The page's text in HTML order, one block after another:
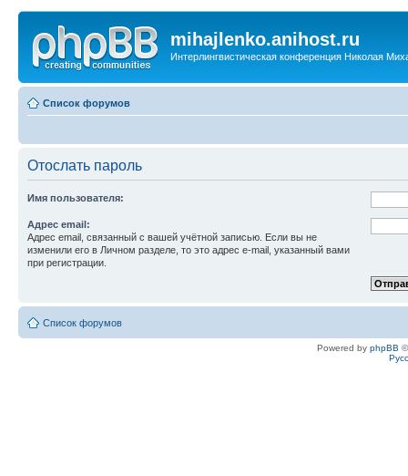
mihajlenko.anihost.ru
Интерлингвистическая конференция Николая
Список форумов
Отослать пароль
Имя пользователя:
Адрес email:
Адрес email, связанный с вашей учётной записью. Если вы не
изменили его в Личном разделе, то это адрес e-mail, указанный вами
при регистрации.
Список форумов
Powered by phpBB